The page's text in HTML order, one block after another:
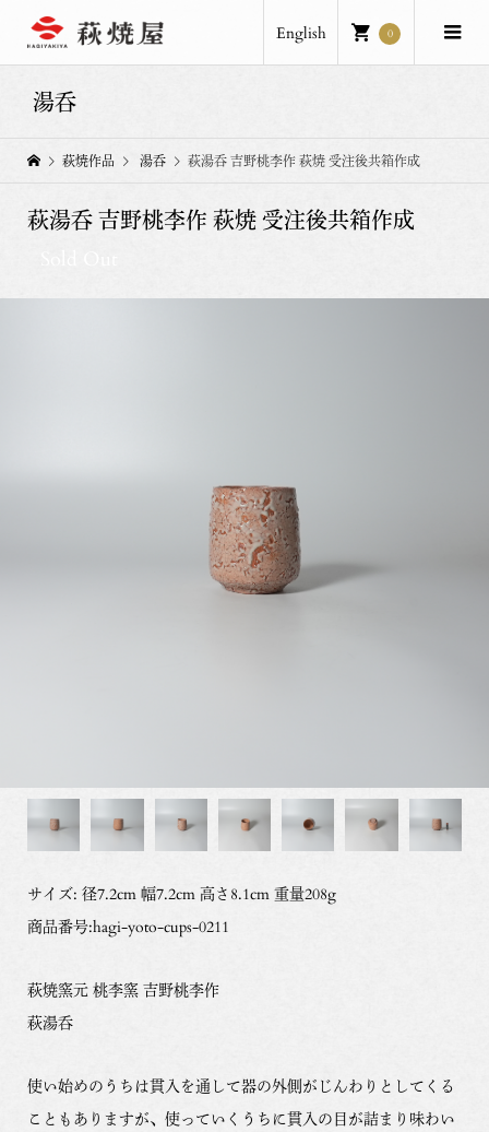
English 0
湯呑
萩焼作品 湯呑 萩湯呑 吉野桃李作 萩焼 受注後共箱作成
萩湯呑 吉野桃李作 萩焼 受注後共箱作成
サイズ: 径7.2cm 幅7.2cm 高さ8.1cm 重量208g
商品番号:hagi-yoto-cups-0211
萩焼窯元 桃李窯 吉野桃李作
萩湯呑
使い始めのうちは貫入を通して器の外側がじんわりとしてくる
こともありますが、使っていくうちに貫入の目が詰まり味わい